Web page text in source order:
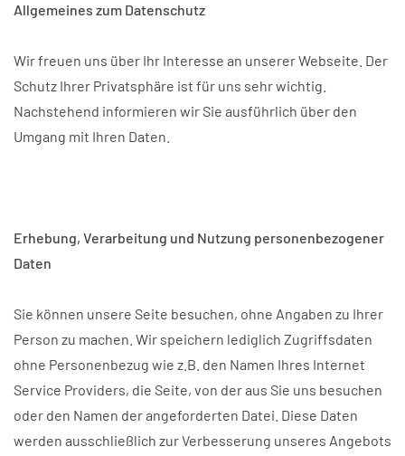
Allgemeines zum Datenschutz
Wir freuen uns über Ihr Interesse an unserer Webseite. Der
Schutz Ihrer Privatsphäre ist für uns sehr wichtig.
Nachstehend informieren wir Sie ausführlich über den
Umgang mit Ihren Daten.
Erhebung, Verarbeitung und Nutzung personenbezogener
Daten
Sie können unsere Seite besuchen, ohne Angaben zu Ihrer
Person zu machen. Wir speichern lediglich Zugriffsdaten
ohne Personenbezug wie z.B. den Namen Ihres Internet
Service Providers, die Seite, von der aus Sie uns besuchen
oder den Namen der angeforderten Datei. Diese Daten
werden ausschließlich zur Verbesserung unseres Angebots